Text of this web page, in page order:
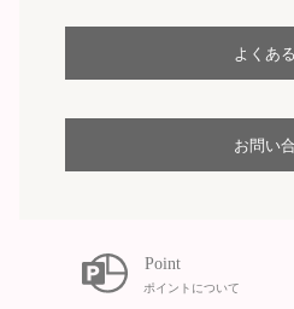
シ
ア
す
る
よくあ
お問い
ポイントについて